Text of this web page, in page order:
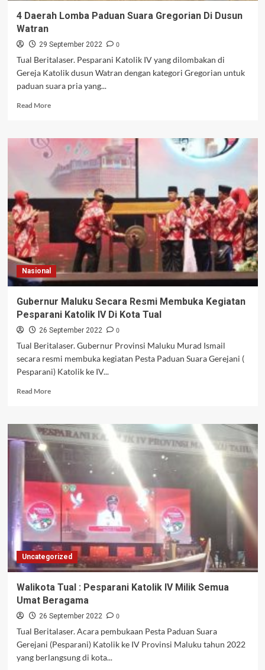
4 Daerah Lomba Paduan Suara Gregorian Di Dusun
Watran
29 September 2022
0
Tual Beritalaser. Pesparani Katolik IV yang dilombakan di
Gereja Katolik dusun Watran dengan kategori Gregorian untuk
paduan suara pria yang...
Read MoreRead
4
Daerah
Lomba
Paduan
Gregorian
Nasional
Gubernur Maluku Secara Resmi Membuka Kegiatan
Pesparani Katolik IV Di Kota Tual
26 September 2022
0
Tual Beritalaser. Gubernur Provinsi Maluku Murad Ismail
secara resmi membuka kegiatan Pesta Paduan Suara Gerejani (
Pesparani) Katolik ke IV...
Read MoreRead
Gubernur
Maluku
Secara
Resmi
Membuka
Kegiatan
Pesparani
Katolik
IV
Di
Tual
Uncategorized
Walikota Tual : Pesparani Katolik IV Milik Semua
Umat Beragama
26 September 2022
0
Tual Beritalaser. Acara pembukaan Pesta Paduan Suara
Gerejani (Pesparani) Katolik ke IV Provinsi Maluku tahun 2022
yang berlangsung di kota...